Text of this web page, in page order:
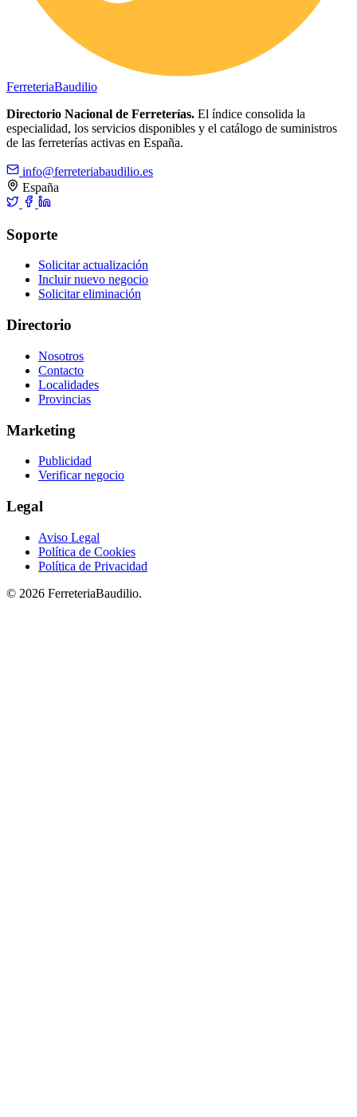
FerreteriaBaudilio
Directorio Nacional de Ferreterías. El índice consolida la
especialidad, los servicios disponibles y el catálogo de suministros
de las ferreterías activas en España.
info@ferreteriabaudilio.es
España
Soporte
Solicitar actualización
Incluir nuevo negocio
Solicitar eliminación
Directorio
Nosotros
Contacto
Localidades
Provincias
Marketing
Publicidad
Verificar negocio
Legal
Aviso Legal
Política de Cookies
Política de Privacidad
© 2026 FerreteriaBaudilio.